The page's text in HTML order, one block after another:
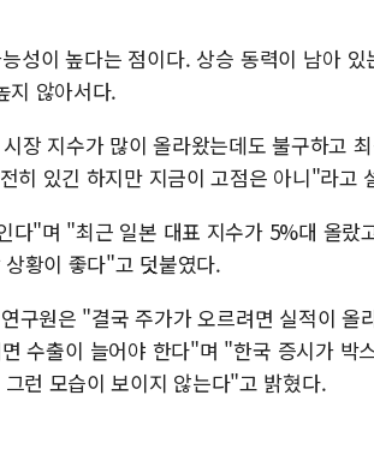
성이 높다는 점이다. 상승 동력이 남아 있
지 않아서다.
장 지수가 많이 올라왔는데도 불구하고
히 있긴 하지만 지금이 고점은 아니"라고
"며 "최근 일본 대표 지수가 5%대 올랐
황이 좋다"고 덧붙였다.
구원은 "결국 주가가 오르려면 실적이 올
수출이 늘어야 한다"며 "한국 증시가 박
런 모습이 보이지 않는다"고 밝혔다.